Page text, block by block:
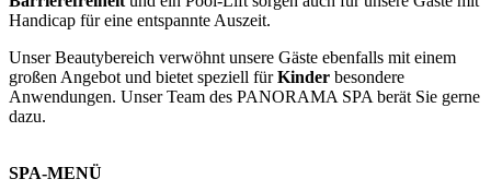
Handicap für eine entspannte Auszeit.
Unser Beautybereich verwöhnt unsere Gäste ebenfalls mit einem
großen Angebot und bietet speziell fürKinder besondere
Anwendungen. Unser Team des PANORAMA SPA berät Sie gerne
dazu.
SPA-MENÜ